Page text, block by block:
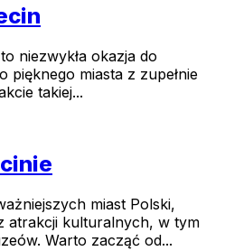
niezwykła okazja do
miasta z zupełnie
takiej...
miast Polski,
atrakcji kulturalnych, w tym
Warto zacząć od...